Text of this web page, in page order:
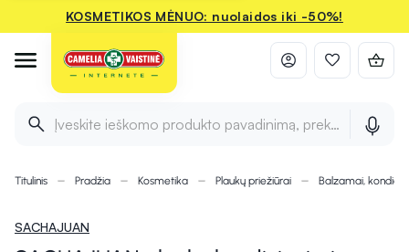
KOSMETIKOS MĖNUO: nuolaidos iki -50%!
Įveskite ieškomo produkto pavadinimą, prekės ženklą ir
Titulinis Pradžia Kosmetika Plaukų priežiūrai Balzamai,
SACHAJUAN